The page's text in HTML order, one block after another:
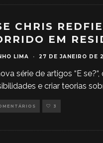
CHRIS
EM
LIMA · 27 DE JANEIRO DE
série de artigos “E
e criar teorias
3